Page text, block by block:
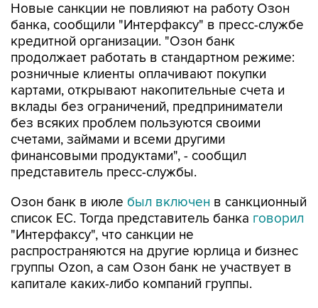
Новые санкции не повлияют на работу Озон
банка, сообщили "Интерфаксу" в пресс-службе
кредитной организации. "Озон банк
продолжает работать в стандартном режиме:
розничные клиенты оплачивают покупки
картами, открывают накопительные счета и
вклады без ограничений, предприниматели
без всяких проблем пользуются своими
счетами, займами и всеми другими
финансовыми продуктами", - сообщил
представитель пресс-службы.
Озон банк в июле был включен в санкционный
список ЕС. Тогда представитель банка говорил
"Интерфаксу", что санкции не
распространяются на другие юрлица и бизнес
группы Ozon, а сам Озон банк не участвует в
капитале каких-либо компаний группы.